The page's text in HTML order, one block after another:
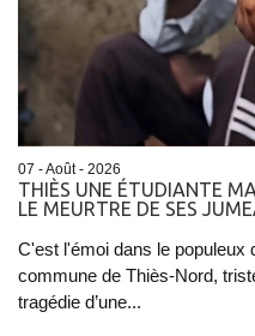
07 - Août - 2026
THIÈS UNE ÉTUDIANTE
LE MEURTRE DE SES
C'est l'émoi dans le populeux
commune de Thiès-Nord,
tragédie d’une...